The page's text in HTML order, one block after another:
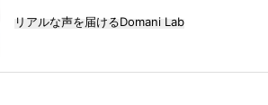
リアルな声を届けるDomani Lab